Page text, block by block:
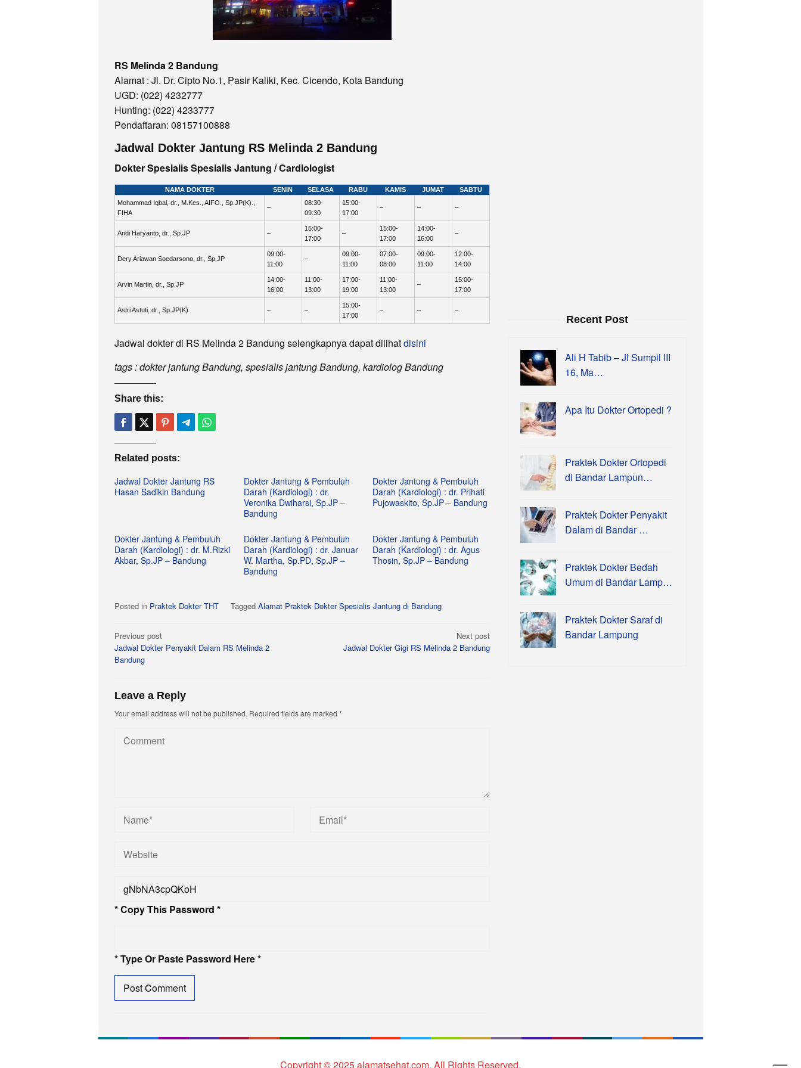
RS Melinda 2 Bandung
Alamat : Jl. Dr. Cipto No.1, Pasir Kaliki, Kec. Cicendo, Kota Bandung
UGD: (022) 4232777
Hunting: (022) 4233777
Pendaftaran: 08157100888
Jadwal Dokter Jantung RS Melinda 2 Bandung
Dokter Spesialis Spesialis Jantung / Cardiologist
NAMA DOKTER SENIN SELASA RABU KAMIS JUMAT
SABTU
Mohammad Iqbal, dr., M.Kes., AIFO., Sp.JP(K).,
FIHA
–
08:30-
09:30
15:00-
17:00
– – –
Andi Haryanto, dr., Sp.JP –
15:00-
17:00
–
15:00-
17:00
14:00-
16:00
–
Dery Ariawan Soedarsono, dr., Sp.JP
09:00-
11:00
–
09:00-
11:00
07:00-
08:00
09:00-
11:00
12:00-
14:00
Arvin Martin, dr., Sp.JP
14:00-
16:00
11:00-
13:00
17:00-
19:00
11:00-
13:00
–
15:00-
17:00
Astri Astuti, dr., Sp.JP(K) – –
15:00-
17:00
– – –
Jadwal dokter di RS Melinda 2 Bandung selengkapnya dapat dilihatdisini
tags : dokter jantung Bandung, spesialis jantung Bandung, kardiolog Bandung
Share this:
Related posts:
Jadwal Dokter Jantung RS
Hasan Sadikin Bandung
Dokter Jantung & Pembuluh
Darah (Kardiologi) : dr.
Veronika Dwiharsi, Sp.JP –
Bandung
Dokter Jantung & Pembuluh
Darah (Kardiologi) : dr. Prihati
Pujowaskito, Sp.JP – Bandung
Dokter Jantung & Pembuluh
Darah (Kardiologi) : dr. M.Rizki
Akbar, Sp.JP – Bandung
Dokter Jantung & Pembuluh
Darah (Kardiologi) : dr. Januar
W. Martha, Sp.PD, Sp.JP –
Bandung
Dokter Jantung & Pembuluh
Darah (Kardiologi) : dr. Agus
Thosin, Sp.JP – Bandung
Posted in Praktek Dokter THT Tagged Alamat Praktek Dokter Spesialis Jantung di Bandung
Post
navigation
Previous post
Jadwal Dokter Penyakit Dalam RS Melinda 2
Bandung
Next post
Jadwal Dokter Gigi RS Melinda 2 Bandung
Leave a Reply
Your email address will not be published. Required fields are marked *
* Copy This Password *
* Type Or Paste Password Here *
Recent Post
Ali H Tabib – Jl Sumpil III
16, Ma…
Apa Itu Dokter Ortopedi ?
Praktek Dokter Ortopedi
di Bandar Lampun…
Praktek Dokter Penyakit
Dalam di Bandar …
Praktek Dokter Bedah
Umum di Bandar Lamp…
Praktek Dokter Saraf di
Bandar Lampung
Copyright © 2025 alamatsehat.com. All Rights Reserved.